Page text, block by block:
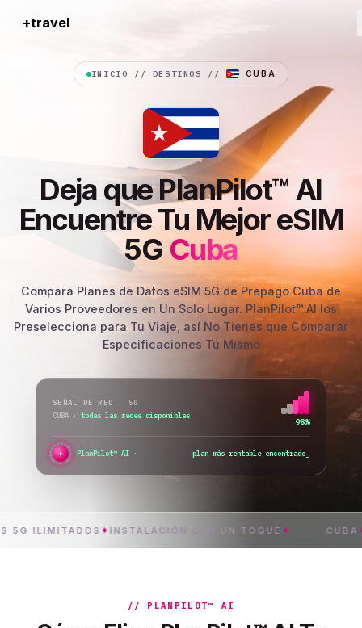
+travel
INICIO // DESTINOS // CUBA
Deja que PlanPilot™ AI
Encuentre Tu Mejor eSIM
5G Cuba
Compara Planes de Datos eSIM 5G de Prepago Cuba de
Varios Proveedores en Un Solo Lugar. PlanPilot™ AI los
Preselecciona para Tu Viaje, así No Tienes que Comparar
Especificaciones Tú Mismo
SEÑAL DE RED · 5G
CUBA · cambio de red...
76%
✦ ● PlanPilot™ AI · compruebo la activación inmediata...
✦INSTALACIÓN CON UN TOQUE✦ CUBA ✦
// PLANPILOT™ AI